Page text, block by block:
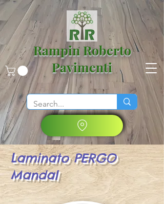
Rampin Roberto
Pavimenti
Laminato PERGO
Mandal